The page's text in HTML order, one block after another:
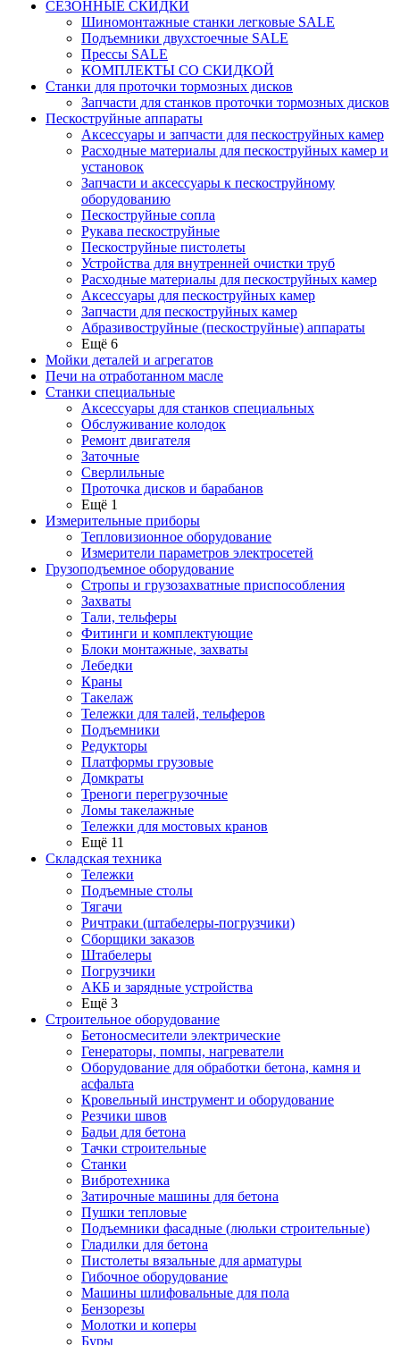
СЕЗОННЫЕ СКИДКИ
Шиномонтажные станки легковые SALE
Подъемники двухстоечные SALE
Прессы SALE
КОМПЛЕКТЫ СО СКИДКОЙ
Станки для проточки тормозных дисков
Запчасти для станков проточки тормозных дисков
Пескоструйные аппараты
Аксессуары и запчасти для пескоструйных камер
Расходные материалы для пескоструйных камер и
установок
Запчасти и аксессуары к пескоструйному
оборудованию
Пескоструйные сопла
Рукава пескоструйные
Пескоструйные пистолеты
Устройства для внутренней очистки труб
Расходные материалы для пескоструйных камер
Аксессуары для пескоструйных камер
Запчасти для пескоструйных камер
Абразивоструйные (пескоструйные) аппараты
Ещё 6
Мойки деталей и агрегатов
Печи на отработанном масле
Станки специальные
Аксессуары для станков специальных
Обслуживание колодок
Ремонт двигателя
Заточные
Сверлильные
Проточка дисков и барабанов
Ещё 1
Измерительные приборы
Тепловизионное оборудование
Измерители параметров электросетей
Грузоподъемное оборудование
Стропы и грузозахватные приспособления
Захваты
Тали, тельферы
Фитинги и комплектующие
Блоки монтажные, захваты
Лебедки
Краны
Такелаж
Тележки для талей, тельферов
Подъемники
Редукторы
Платформы грузовые
Домкраты
Треноги перегрузочные
Ломы такелажные
Тележки для мостовых кранов
Ещё 11
Складская техника
Тележки
Подъемные столы
Тягачи
Ричтраки (штабелеры-погрузчики)
Сборщики заказов
Штабелеры
Погрузчики
АКБ и зарядные устройства
Ещё 3
Строительное оборудование
Бетоносмесители электрические
Генераторы, помпы, нагреватели
Оборудование для обработки бетона, камня и
асфальта
Кровельный инструмент и оборудование
Резчики швов
Бадьи для бетона
Тачки строительные
Станки
Вибротехника
Затирочные машины для бетона
Пушки тепловые
Подъемники фасадные (люльки строительные)
Гладилки для бетона
Пистолеты вязальные для арматуры
Гибочное оборудование
Машины шлифовальные для пола
Бензорезы
Молотки и коперы
Буры